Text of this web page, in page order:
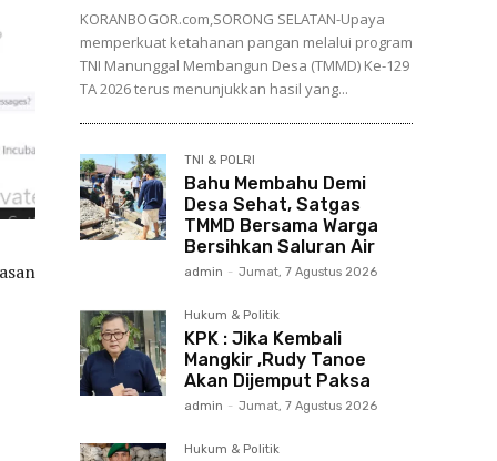
KORANBOGOR.com,SORONG SELATAN-Upaya
memperkuat ketahanan pangan melalui program
TNI Manunggal Membangun Desa (TMMD) Ke-129
TA 2026 terus menunjukkan hasil yang...
TNI & POLRI
Bahu Membahu Demi
Desa Sehat, Satgas
TMMD Bersama Warga
Bersihkan Saluran Air
admin - Jumat, 7 Agustus 2026
Hukum & Politik
KPK : Jika Kembali
Mangkir ,Rudy Tanoe
Akan Dijemput Paksa
admin - Jumat, 7 Agustus 2026
Hukum & Politik